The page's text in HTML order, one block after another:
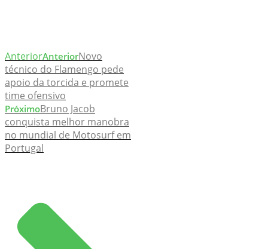
AnteriorAnteriorNovo
técnico do Flamengo pede
apoio da torcida e promete
time ofensivo
PróximoBruno Jacob
conquista melhor manobra
no mundial de Motosurf em
Portugal